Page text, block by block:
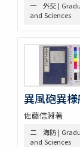
一 軍記
二 史書
第六部門
第七部門
一 秘伝書
二 図面
小船
軍船
荷船
洋式船
一 外交 |
and Sciences
異風砲異
佐藤信淵著
二 海防 |
and Sciences